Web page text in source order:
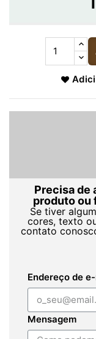
Precisa de
produto ou
Se tiver
cores, texto
contato
Endereço de
Mensagem